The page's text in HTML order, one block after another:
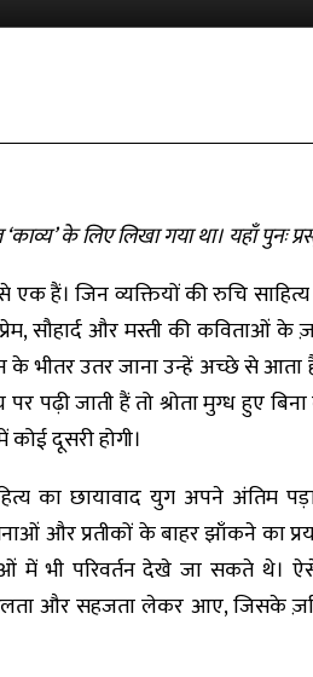
के लिए लिखा गया था। यहाँ पुनः
हैं। जिन व्यक्तियों की रुचि साहित्य
सौहार्द और मस्ती की कविताओं के
उतर जाना उन्हें अच्छे से आता है।
पढ़ी जाती हैं तो श्रोता मुग्ध हुए
दूसरी होगी।
का छायावाद युग अपने अंतिम
प्रतीकों के बाहर झाँकने का
में भी परिवर्तन देखे जा सकते थे।
और सहजता लेकर आए, जिसके